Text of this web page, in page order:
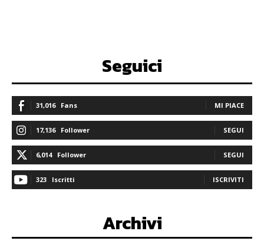
Seguici
31,016 Fans MI PIACE
17,136 Follower SEGUI
6,014 Follower SEGUI
323 Iscritti ISCRIVITI
Archivi